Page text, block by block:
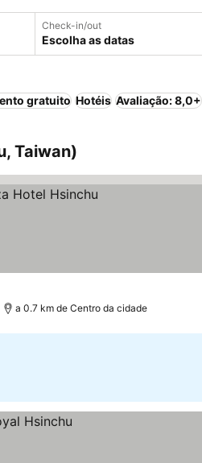
Check-in/out
Escolha as datas
gratuito Hotéis Avaliação: 8,0+
Taiwan)
a 0.7 km de Centro da cidade